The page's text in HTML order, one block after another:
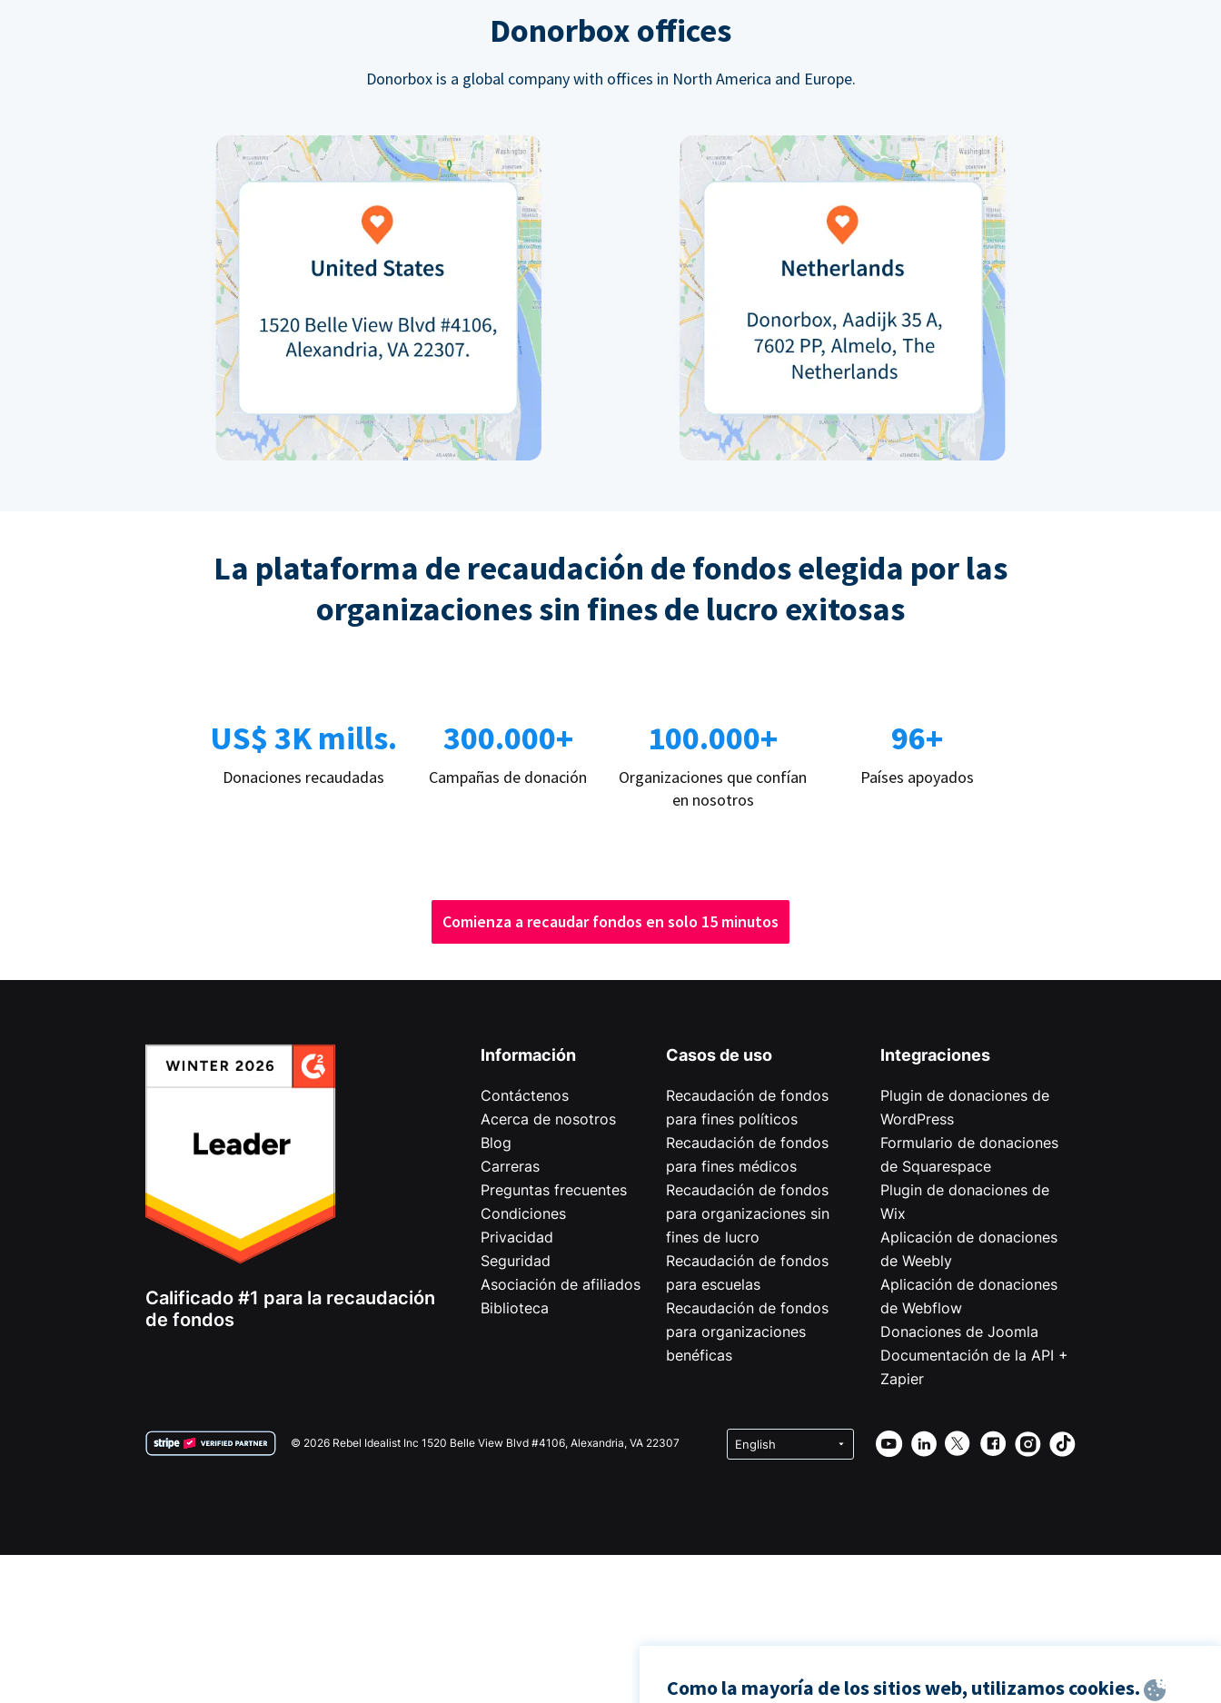
Donorbox offices
Donorbox is a global company with offices in North America and Europe.
La plataforma de recaudación de fondos elegida por las
organizaciones sin fines de lucro exitosas
US$ 3K mills.
Donaciones recaudadas
300.000+
Campañas de donación
100.000+
Organizaciones que confían
en nosotros
96+
Países apoyados
Comienza a recaudar fondos en solo 15 minutos
Calificado #1 para la recaudación
de fondos
Información
Contáctenos
Acerca de nosotros
Blog
Carreras
Preguntas frecuentes
Condiciones
Privacidad
Seguridad
Asociación de afiliados
Biblioteca
Casos de uso
Recaudación de fondos
para fines políticos
Recaudación de fondos
para fines médicos
Recaudación de fondos
para organizaciones sin
fines de lucro
Recaudación de fondos
para escuelas
Recaudación de fondos
para organizaciones
benéficas
Integraciones
Plugin de donaciones de
WordPress
Formulario de donaciones
de Squarespace
Plugin de donaciones de
Wix
Aplicación de donaciones
de Weebly
Aplicación de donaciones
de Webflow
Donaciones de Joomla
Documentación de la API +
Zapier
© 2026 Rebel Idealist Inc 1520 Belle View Blvd #4106, Alexandria, VA 22307
Como la mayoría de los sitios web, utilizamos cookies.